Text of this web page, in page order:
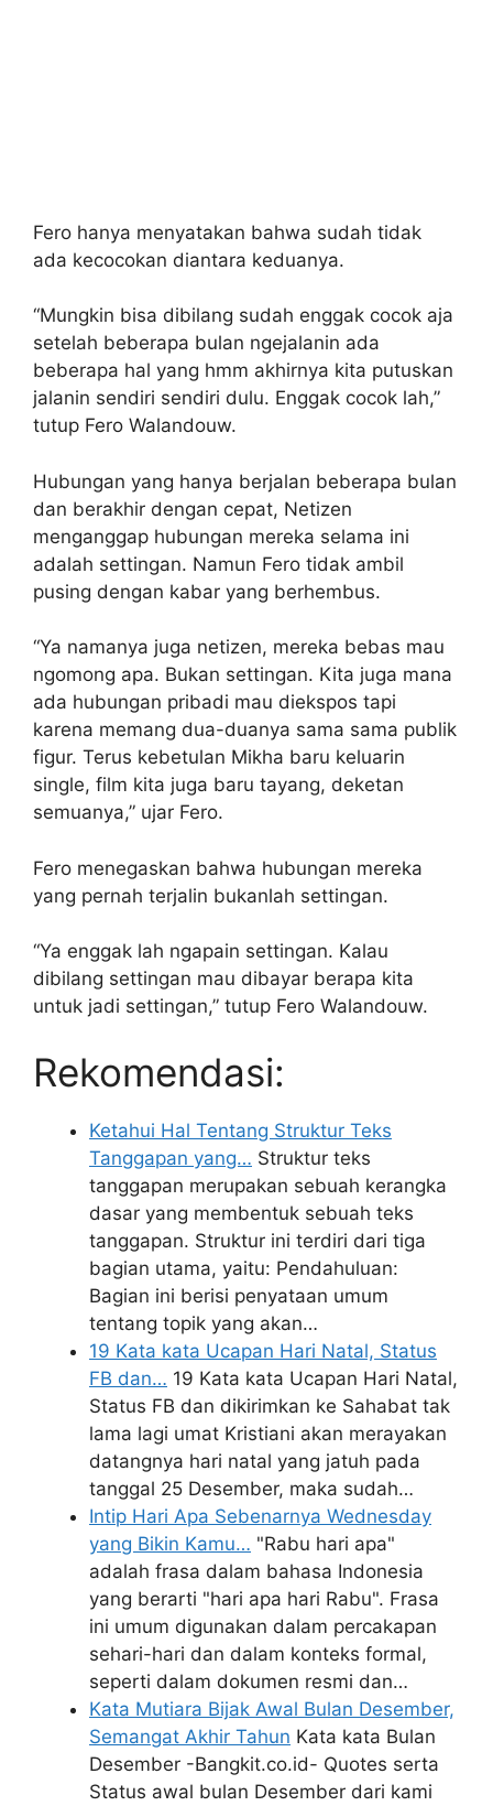
Fero hanya menyatakan bahwa sudah tidak
ada kecocokan diantara keduanya.
“Mungkin bisa dibilang sudah enggak cocok aja
setelah beberapa bulan ngejalanin ada
beberapa hal yang hmm akhirnya kita putuskan
jalanin sendiri sendiri dulu. Enggak cocok lah,”
tutup Fero Walandouw.
Hubungan yang hanya berjalan beberapa bulan
dan berakhir dengan cepat, Netizen
menganggap hubungan mereka selama ini
adalah settingan. Namun Fero tidak ambil
pusing dengan kabar yang berhembus.
“Ya namanya juga netizen, mereka bebas mau
ngomong apa. Bukan settingan. Kita juga mana
ada hubungan pribadi mau diekspos tapi
karena memang dua-duanya sama sama publik
figur. Terus kebetulan Mikha baru keluarin
single, film kita juga baru tayang, deketan
semuanya,” ujar Fero.
Fero menegaskan bahwa hubungan mereka
yang pernah terjalin bukanlah settingan.
“Ya enggak lah ngapain settingan. Kalau
dibilang settingan mau dibayar berapa kita
untuk jadi settingan,” tutup Fero Walandouw.
Rekomendasi:
Ketahui Hal Tentang Struktur Teks
Tanggapan yang… Struktur teks
tanggapan merupakan sebuah kerangka
dasar yang membentuk sebuah teks
tanggapan. Struktur ini terdiri dari tiga
bagian utama, yaitu: Pendahuluan:
Bagian ini berisi penyataan umum
tentang topik yang akan…
19 Kata kata Ucapan Hari Natal, Status
FB dan… 19 Kata kata Ucapan Hari Natal,
Status FB dan dikirimkan ke Sahabat tak
lama lagi umat Kristiani akan merayakan
datangnya hari natal yang jatuh pada
tanggal 25 Desember, maka sudah…
Intip Hari Apa Sebenarnya Wednesday
yang Bikin Kamu… "Rabu hari apa"
adalah frasa dalam bahasa Indonesia
yang berarti "hari apa hari Rabu". Frasa
ini umum digunakan dalam percakapan
sehari-hari dan dalam konteks formal,
seperti dalam dokumen resmi dan…
Kata Mutiara Bijak Awal Bulan Desember,
Semangat Akhir Tahun Kata kata Bulan
Desember -Bangkit.co.id- Quotes serta
Status awal bulan Desember dari kami